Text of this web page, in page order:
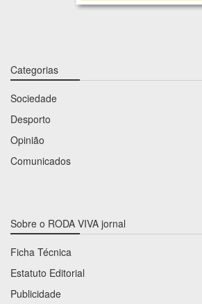
Categorias
Sociedade
Desporto
Opinião
Comunicados
Sobre o RODA VIVA jornal
Ficha Técnica
Estatuto Editorial
Publicidade